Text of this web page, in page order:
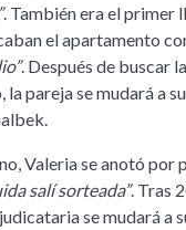
. También era el primer
el apartamento
. Después de buscar
pareja se mudará a
Valeria se anotó por
salí sorteada”. Tras
se mudará a